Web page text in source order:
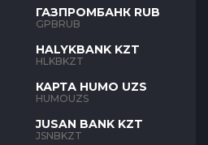
ГАЗПРОМБАНК RUB
GPBRUB
HALYKBANK KZT
HLKBKZT
КАРТА HUMO UZS
HUMOUZS
JUSAN BANK KZT
JSNBKZT